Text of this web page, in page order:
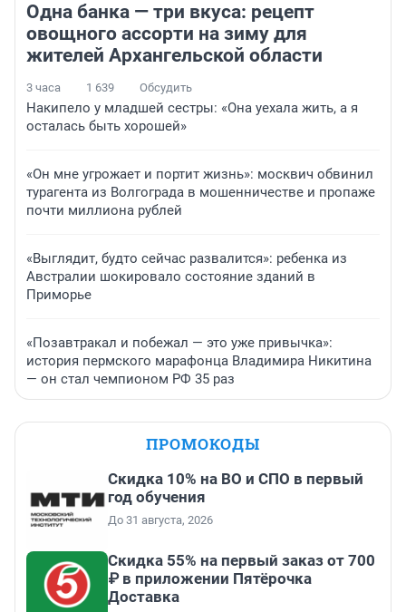
Одна банка — три вкуса: рецепт
овощного ассорти на зиму для
жителей Архангельской области
3 часа 1 639 Обсудить
Накипело у младшей сестры: «Она уехала жить, а я
осталась быть хорошей»
«Он мне угрожает и портит жизнь»: москвич обвинил
турагента из Волгограда в мошенничестве и пропаже
почти миллиона рублей
«Выглядит, будто сейчас развалится»: ребенка из
Австралии шокировало состояние зданий в
Приморье
«Позавтракал и побежал — это уже привычка»:
история пермского марафонца Владимира Никитина
— он стал чемпионом РФ 35 раз
ПРОМОКОДЫ
Скидка 10% на ВО и СПО в первый
год обучения
До 31 августа, 2026
Скидка 55% на первый заказ от 700
₽ в приложении Пятёрочка
Доставка